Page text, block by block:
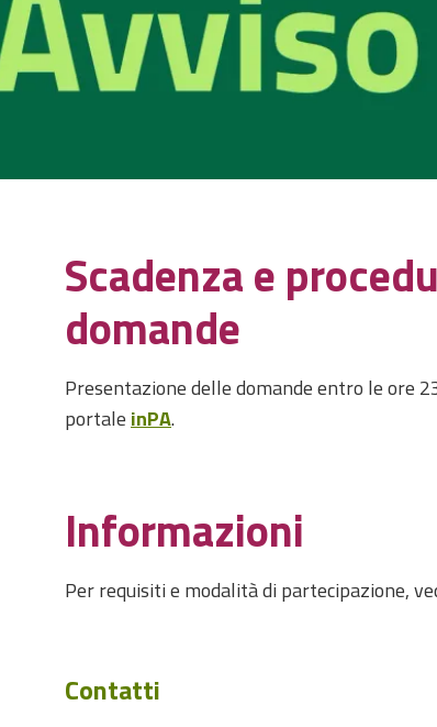
Scadenza e
domande
Presentazione delle domande entro le ore
portale inPA.
Informazioni
Per requisiti e modalità di partecipazione,
Contatti